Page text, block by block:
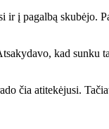
ir į pa­gal­bą sku­bė­jo.
kad
čia ati­te­kė­ju­si.